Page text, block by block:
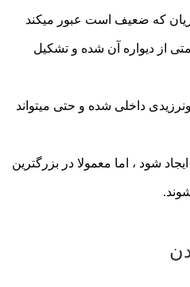
که ضعیف است عبور میکند
از دیواره آن شده و تشکیل
داخلی شده و حتی میتواند
شود ، اما معمولا در بزرگترین